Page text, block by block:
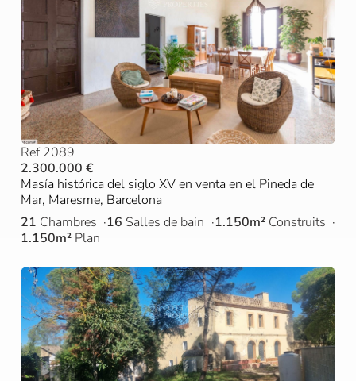
Ref 2089
2.300.000 €
Masía histórica del siglo XV en venta en el Pineda de
Mar, Maresme, Barcelona
21 Chambres 16 Salles de bain 1.150m² Construits
1.150m² Plan